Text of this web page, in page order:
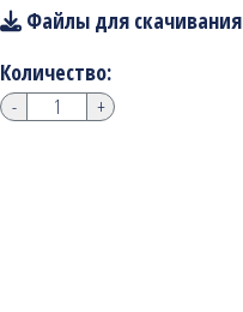
Файлы для скачивания
Количество:
- +